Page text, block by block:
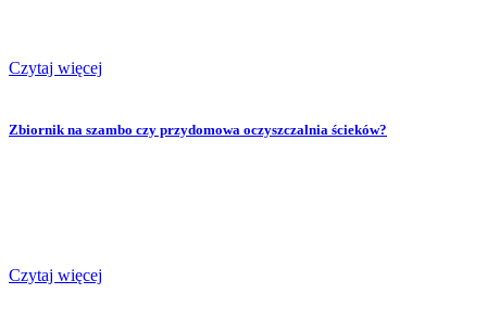
Czytaj więcej
Zbiornik na szambo czy przydomowa oczyszczalnia ścieków?
Czytaj więcej